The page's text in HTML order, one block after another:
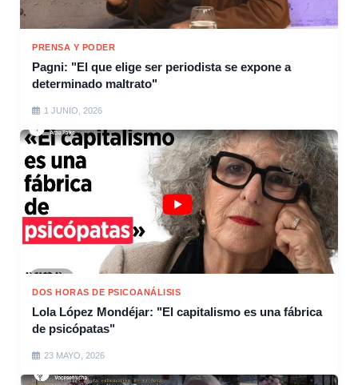
PRENSA Y PODER
Pagni: "El que elige ser periodista se expone a
determinado maltrato"
1 JUNIO, 2026
DOS HORAS DE PSICOANÁLISIS
Lola López Mondéjar: "El capitalismo es una fábrica
de psicópatas"
23 MAYO, 2026